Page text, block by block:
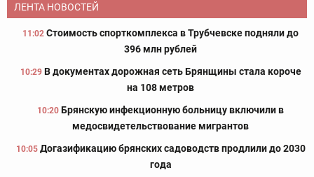
ЛЕНТА НОВОСТЕЙ
11:02 Стоимость спорткомплекса в Трубчевске подняли до
396 млн рублей
10:29 В документах дорожная сеть Брянщины стала короче
на 108 метров
10:20 Брянскую инфекционную больницу включили в
медосвидетельствование мигрантов
10:05 Догазификацию брянских садоводств продлили до 2030
года